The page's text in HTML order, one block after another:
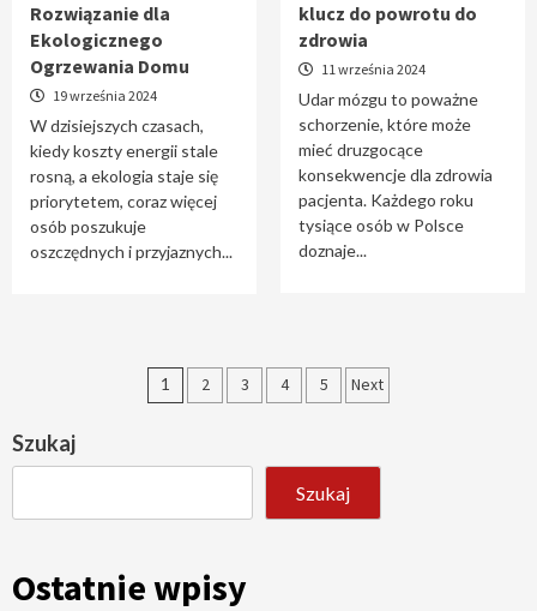
Rozwiązanie dla
Ekologicznego
Ogrzewania Domu
19 września 2024
W dzisiejszych czasach,
kiedy koszty energii stale
rosną, a ekologia staje się
priorytetem, coraz więcej
osób poszukuje
oszczędnych i przyjaznych...
klucz do powrotu do
zdrowia
11 września 2024
Udar mózgu to poważne
schorzenie, które może
mieć druzgocące
konsekwencje dla zdrowia
pacjenta. Każdego roku
tysiące osób w Polsce
doznaje...
Stronicowanie
1 2 3 4 5 Next
Szukaj
Szukaj
Ostatnie wpisy